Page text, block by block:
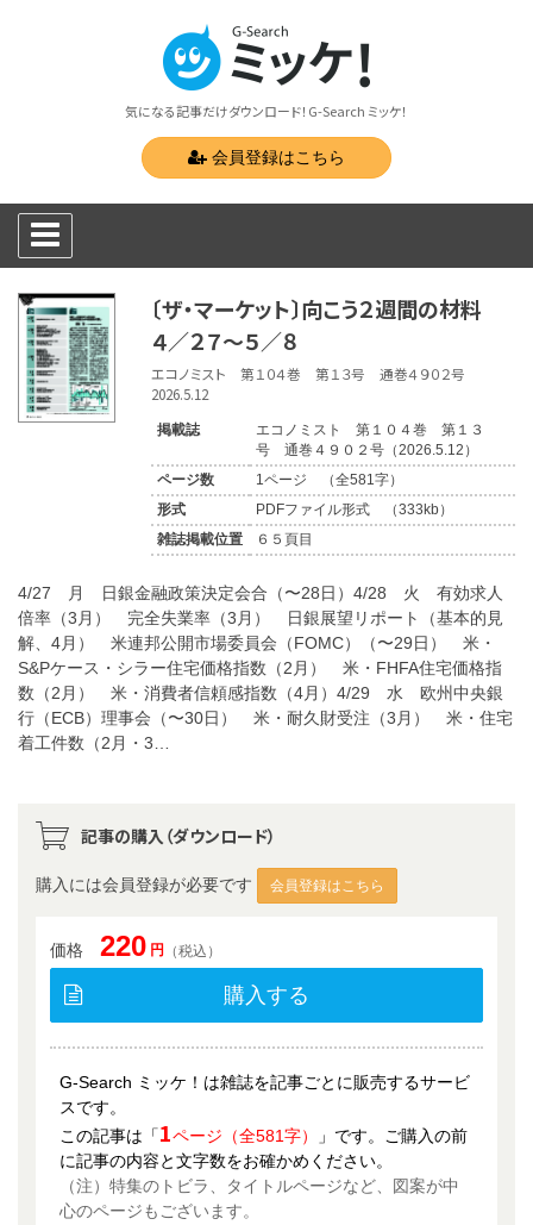
気になる記事だけダウンロード！G-Search ミッケ！
会員登録はこちら
〔ザ・マーケット〕向こう２週間の材料
４／２７〜５／８
エコノミスト 第１０４巻 第１３号 通巻４９０２号
2026.5.12
掲載誌
エコノミスト 第１０４巻 第１３
号 通巻４９０２号（2026.5.12）
ページ数
1ページ （全581字）
形式
PDFファイル形式 （333kb）
雑誌掲載位置
６５頁目
4/27 月 日銀金融政策決定会合（〜28日）4/28 火 有効求人
倍率（3月） 完全失業率（3月） 日銀展望リポート（基本的見
解、4月） 米連邦公開市場委員会（FOMC）（〜29日） 米・
S&Pケース・シラー住宅価格指数（2月） 米・FHFA住宅価格指
数（2月） 米・消費者信頼感指数（4月）4/29 水 欧州中央銀
行（ECB）理事会（〜30日） 米・耐久財受注（3月） 米・住宅
着工件数（2月・3…
記事の購入（ダウンロード）
購入には会員登録が必要です 会員登録はこちら
価格 220 円 （税込）
購入する
G-Search ミッケ！は雑誌を記事ごとに販売するサービ
スです。
この記事は「1ページ（全581字）
」です。ご購入の前
に記事の内容と文字数をお確かめください。
（注）特集のトビラ、タイトルページなど、図案が中
心のページもございます。